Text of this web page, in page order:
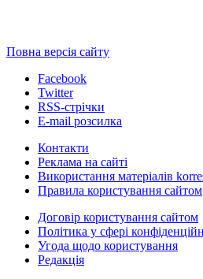
Повна версія сайту
Facebook
Twitter
RSS-стрічки
E-mail розсилка
Контакти
Реклама на сайті
Використання матеріалів
Правила користування сайтом
Договір користування сайтом
Політика у сфері
Угода щодо користування
Редакція